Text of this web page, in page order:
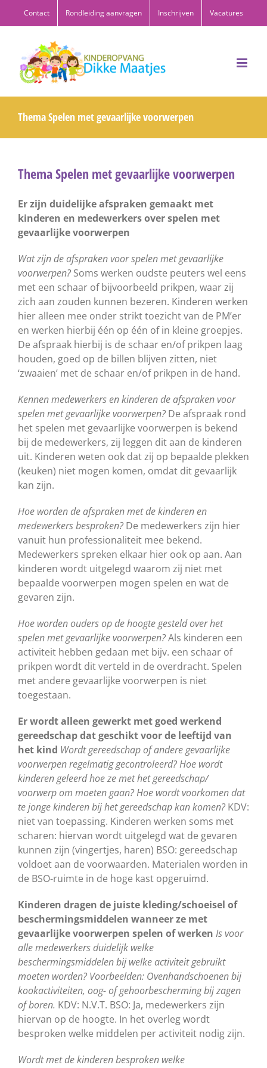
Contact Rondleiding aanvragen Inschrijven Vacatures
Thema Spelen met gevaarlijke voorwerpen
Thema Spelen met gevaarlijke voorwerpen
Er zijn duidelijke afspraken gemaakt met
kinderen en medewerkers over spelen met
gevaarlijke voorwerpen
Wat zijn de afspraken voor spelen met gevaarlijke
voorwerpen?Soms werken oudste peuters wel eens
met een schaar of bijvoorbeeld prikpen, waar zij
zich aan zouden kunnen bezeren. Kinderen werken
hier alleen mee onder strikt toezicht van de PM’er
en werken hierbij één op één of in kleine groepjes.
De afspraak hierbij is de schaar en/of prikpen laag
houden, goed op de billen blijven zitten, niet
‘zwaaien’ met de schaar en/of prikpen in de hand.
Kennen medewerkers en kinderen de afspraken voor
spelen met gevaarlijke voorwerpen?De afspraak rond
het spelen met gevaarlijke voorwerpen is bekend
bij de medewerkers, zij leggen dit aan de kinderen
uit. Kinderen weten ook dat zij op bepaalde plekken
(keuken) niet mogen komen, omdat dit gevaarlijk
kan zijn.
Hoe worden de afspraken met de kinderen en
medewerkers besproken?De medewerkers zijn hier
vanuit hun professionaliteit mee bekend.
Medewerkers spreken elkaar hier ook op aan. Aan
kinderen wordt uitgelegd waarom zij niet met
bepaalde voorwerpen mogen spelen en wat de
gevaren zijn.
Hoe worden ouders op de hoogte gesteld over het
spelen met gevaarlijke voorwerpen?Als kinderen een
activiteit hebben gedaan met bijv. een schaar of
prikpen wordt dit verteld in de overdracht. Spelen
met andere gevaarlijke voorwerpen is niet
toegestaan.
Er wordt alleen gewerkt met goed werkend
gereedschap dat geschikt voor de leeftijd van
het kind Wordt gereedschap of andere gevaarlijke
voorwerpen regelmatig gecontroleerd? Hoe wordt
kinderen geleerd hoe ze met het gereedschap/
voorwerp om moeten gaan? Hoe wordt voorkomen dat
te jonge kinderen bij het gereedschap kan komen?KDV:
niet van toepassing. Kinderen werken soms met
scharen: hiervan wordt uitgelegd wat de gevaren
kunnen zijn (vingertjes, haren) BSO: gereedschap
voldoet aan de voorwaarden. Materialen worden in
de BSO-ruimte in de hoge kast opgeruimd.
Kinderen dragen de juiste kleding/schoeisel of
beschermingsmiddelen wanneer ze met
gevaarlijke voorwerpen spelen of werken Is voor
alle medewerkers duidelijk welke
beschermingsmiddelen bij welke activiteit gebruikt
moeten worden? Voorbeelden: Ovenhandschoenen bij
kookactiviteiten, oog- of gehoorbescherming bij zagen
of boren. KDV: N.V.T. BSO: Ja, medewerkers zijn
hiervan op de hoogte. In het overleg wordt
besproken welke middelen per activiteit nodig zijn.
Wordt met de kinderen besproken welke